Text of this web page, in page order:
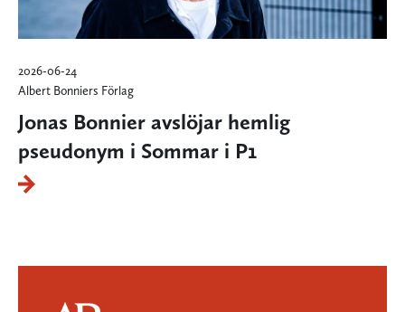
2026-06-24
Albert Bonniers Förlag
Jonas Bonnier avslöjar hemlig
pseudonym i Sommar i P1